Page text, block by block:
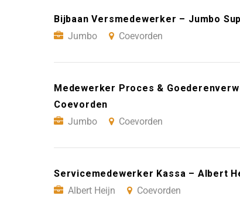
Bijbaan Versmedewerker – Jumbo
Jumbo
Coevorden
Medewerker Proces &
Coevorden
Jumbo
Coevorden
Servicemedewerker Kassa – Albert
Albert Heijn
Coevorden